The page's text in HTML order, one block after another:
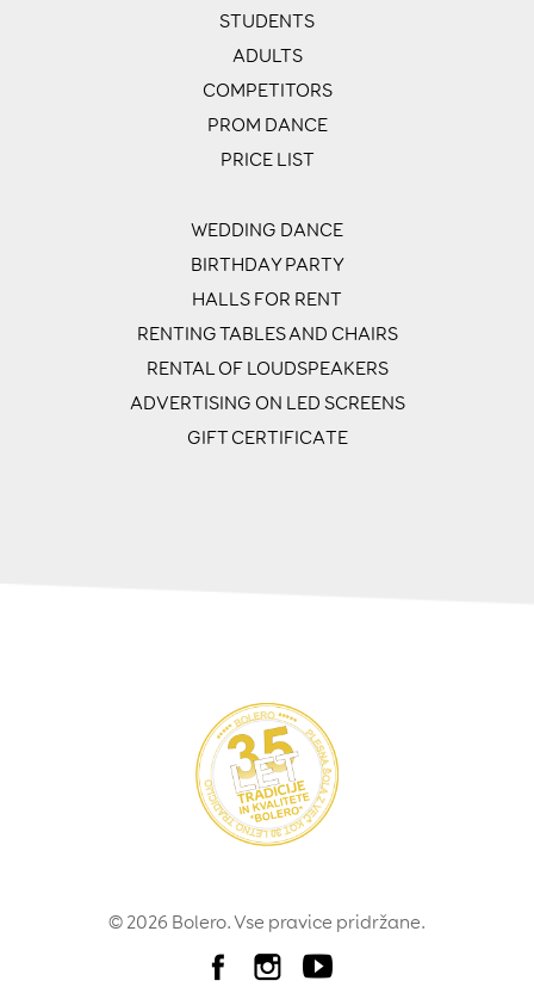
STUDENTS
ADULTS
COMPETITORS
PROM DANCE
PRICE LIST
WEDDING DANCE
BIRTHDAY PARTY
HALLS FOR RENT
RENTING TABLES AND CHAIRS
RENTAL OF LOUDSPEAKERS
ADVERTISING ON LED SCREENS
GIFT CERTIFICATE
© 2026 Bolero. Vse pravice pridržane.